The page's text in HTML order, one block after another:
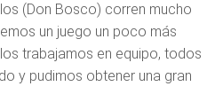
(Don Bosco) corren mucho
un juego un poco más
trabajamos en equipo, todos
y pudimos obtener una gran